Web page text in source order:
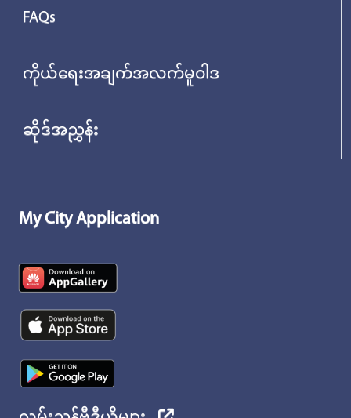
FAQs
ကိုယ်ရေးအချက်အလက်မူဝါဒ
ဆိုဒ်အညွှန်း
My City Application